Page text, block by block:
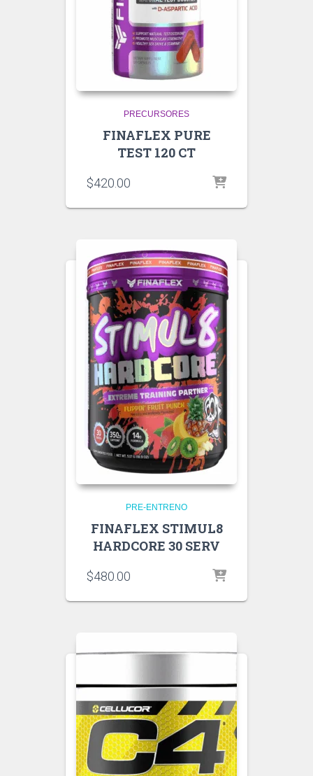
PRECURSORES
FINAFLEX PURE
TEST 120 CT
$420.00
PRE-ENTRENO
FINAFLEX STIMUL8
HARDCORE 30 SERV
$480.00